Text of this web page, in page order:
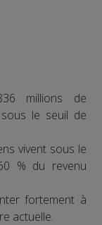
millions de
le seuil de
vivent sous le
% du revenu
fortement à
actuelle.